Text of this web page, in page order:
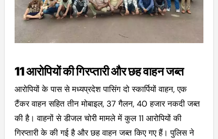
11 आरोपियों की गिरप्तारी और छह वाहन जब्त
आरोपियों के पास से मध्यप्रदेश पासिंग दो स्कार्पियों वाहन, एक
टैंकर वाहन सहित तीन मोबाइल, 37 गैलन, 40 हजार नकदी जब्त
की है। वाहनों से डीजल चोरी मामले में कुल 11 आरोपियों की
गिरप्तारी के की गई है और छह वाहन जब्त किए गए हैं। पुलिस ने